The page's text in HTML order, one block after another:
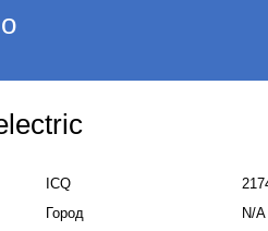
ICQ
Город
N/A